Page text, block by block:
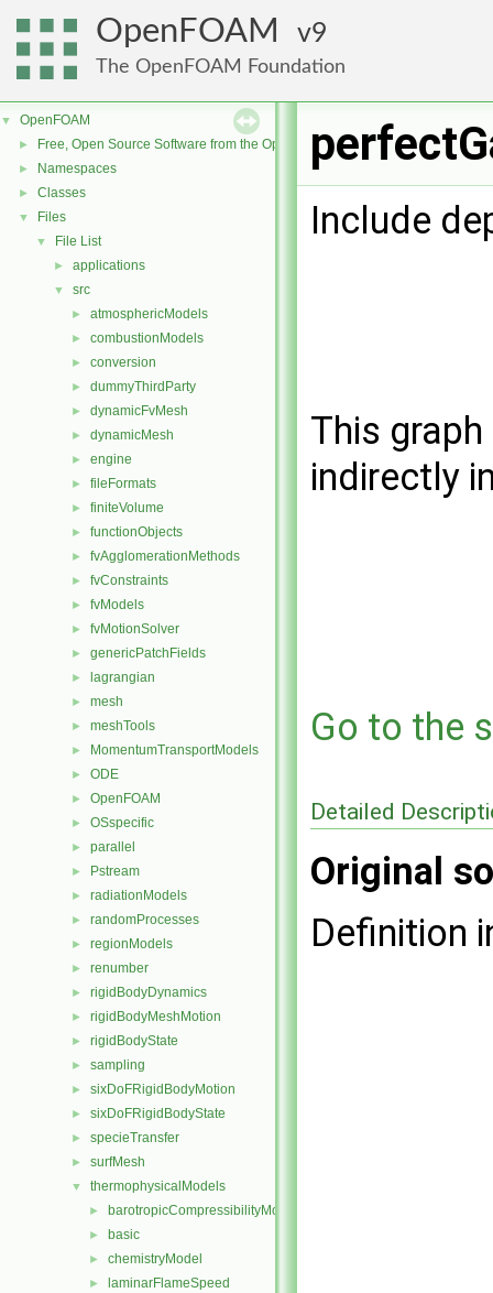
OpenFOAM 9
The OpenFOAM Foundation
▼ OpenFOAM
► Free, Open Source Software from the OpenFOAM Foundation
► Namespaces
► Classes
▼ Files
▼ File List
► applications
▼ src
► atmosphericModels
► combustionModels
► conversion
► dummyThirdParty
► dynamicFvMesh
► dynamicMesh
► engine
► fileFormats
► finiteVolume
► functionObjects
► fvAgglomerationMethods
► fvConstraints
► fvModels
► fvMotionSolver
► genericPatchFields
► lagrangian
► mesh
► meshTools
► MomentumTransportModels
► ODE
► OpenFOAM
► OSspecific
► parallel
► Pstream
► radiationModels
► randomProcesses
► regionModels
► renumber
► rigidBodyDynamics
► rigidBodyMeshMotion
► rigidBodyState
► sampling
► sixDoFRigidBodyMotion
► sixDoFRigidBodyState
► specieTransfer
► surfMesh
▼ thermophysicalModels
► barotropicCompressibilityModel
► basic
► chemistryModel
► laminarFlameSpeed
Include
This
indirectly
Go to the
Detailed
Original
Definition